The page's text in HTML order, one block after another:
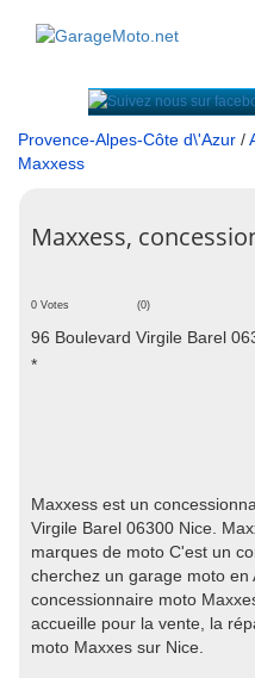
Provence-Alpes-Côte d\'Azur /
Maxxess
Maxxess,
0 Votes (0)
96 Boulevard Virgile Barel
*
Maxxess est un
Virgile Barel 06300 Nice.
marques de moto C'est un
cherchez un garage moto en
concessionnaire moto
accueille pour la vente, la
moto Maxxes sur Nice.